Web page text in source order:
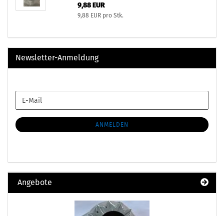
9,88 EUR
9,88 EUR pro Stk.
Newsletter-Anmeldung
ZUR
ANMELDUNG
E-
Mail
ANMELDEN
Angebote